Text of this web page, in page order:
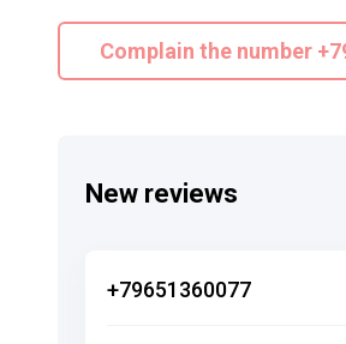
Complain the number
New reviews
+79651360077